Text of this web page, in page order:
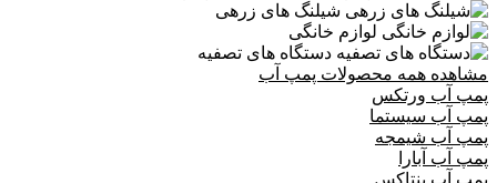
شیلنگ های زرهی
لوازم خانگی
دستگاه های تصفیه
مشاهده همه محصولات پمپ آب
پمپ آب ورتکس
پمپ آب سیستما
پمپ آب شیمجه
پمپ آب آبارا
پمپ آب پنتاکس